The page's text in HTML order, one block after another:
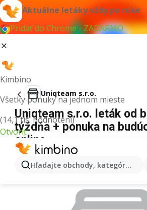
Aktuálne letáky vždy po ruke
Pridať do Chrome - ZADARMO
Kimbino
Všetky ponuky na jednom mieste
(14,1 tis. hodnotení)
Otvoriť
Hľadajte obchody, kategórie,
Uniqteam s.r.o.
Uniqteam s.r.o. leták od
týždňa + ponuka na
online